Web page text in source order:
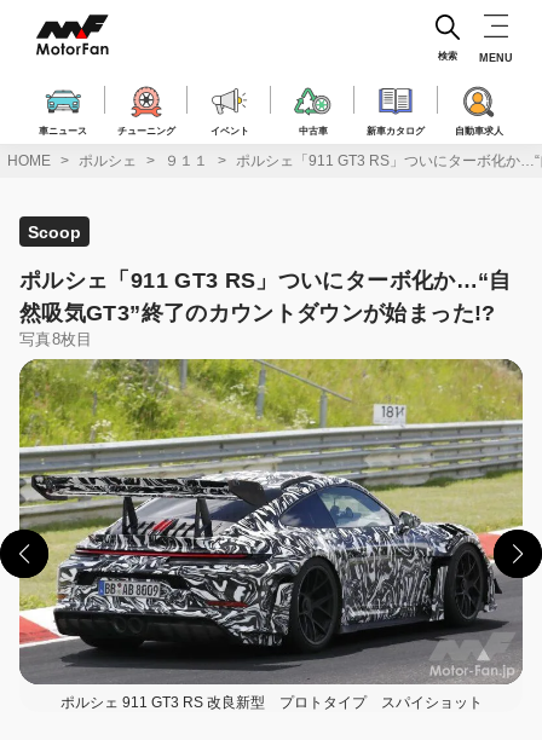
ス
車ニュース チューニング イベント 中古車 新車カタログ 自動車求人
検索 MENU
HOME ポルシェ ９１１ ポルシェ「911 GT3 RS」ついにターボ化か
Scoop
ポルシェ「911 GT3 RS」ついにターボ化か…“自
然吸気GT3”終了のカウントダウンが始まった!?
写真8枚目
ポルシェ 911 GT3 RS 改良新型 プロトタイプ スパイショット